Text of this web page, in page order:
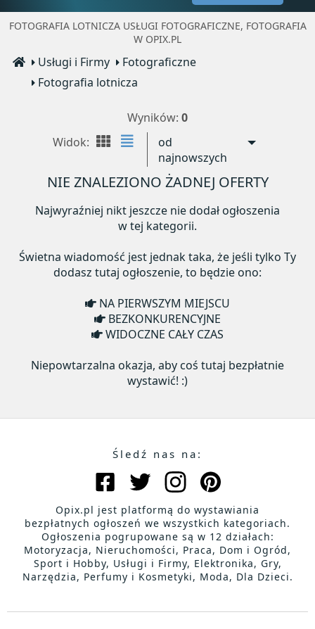
FOTOGRAFIA LOTNICZA USŁUGI FOTOGRAFICZNE, FOTOGRAFIA
W OPIX.PL
Usługi i Firmy
Fotograficzne
Fotografia lotnicza
Wyników: 0
Widok:
od
najnowszych
NIE ZNALEZIONO ŻADNEJ OFERTY
Najwyraźniej nikt jeszcze nie dodał ogłoszenia
w tej kategorii.
Świetna wiadomość jest jednak taka, że jeśli tylko Ty
dodasz tutaj ogłoszenie, to będzie ono:
NA PIERWSZYM MIEJSCU
BEZKONKURENCYJNE
WIDOCZNE CAŁY CZAS
Niepowtarzalna okazja, aby coś tutaj bezpłatnie
wystawić! :)
Śledź nas na:
Opix.pl jest platformą do wystawiania
bezpłatnych ogłoszeń we wszystkich kategoriach.
Ogłoszenia pogrupowane są w 12 działach:
Motoryzacja, Nieruchomości, Praca, Dom i Ogród,
Sport i Hobby, Usługi i Firmy, Elektronika, Gry,
Narzędzia, Perfumy i Kosmetyki, Moda, Dla Dzieci.